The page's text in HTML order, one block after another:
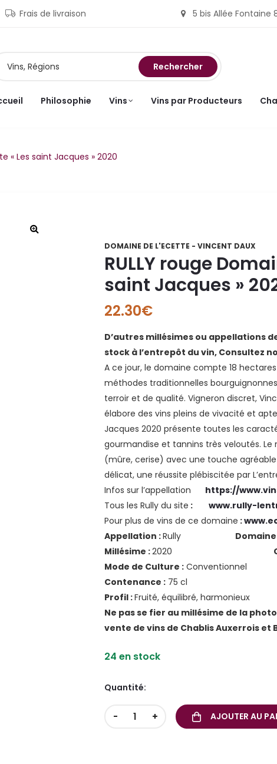
Frais de livraison 5 bis Allée Fontaine
Rechercher
Philosophie Vins Vins par Producteurs
« Les saint Jacques » 2020
DOMAINE DE L'ECETTE - VINCENT DAUX
RULLY rouge
saint Jacques »
22.30€
D’autres millésimes ou appellations
stock à l’entrepôt du vin, Consultez
A ce jour, le domaine compte 18
méthodes traditionnelles
terroir et de qualité. Vigneron discret,
élabore des vins pleins de vivacité et
Jacques 2020 présente toutes les
gourmandise et tannins très veloutés. Le
(mûre, cerise) avec une touche agréable
délicat, une réussite plébiscitée par
Infos sur l’appellation
https://
Tous les Rully du site : www.rully-
Pour plus de vins de ce domaine :
Appellation :Rully Domaine
Millésime :2020
Mode de Culture :
Contenance : 75 cl
Profil :Fruité, équilibré, harmonieux
Ne pas se fier au millésime de la
vente de vins de Chablis Auxerrois et
24 en stock
Quantité:
- + AJOUTER AU